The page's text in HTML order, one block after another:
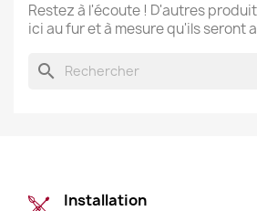
Restez à l'écoute ! D'autres
ici au fur et à mesure qu'ils seront
search
Installation